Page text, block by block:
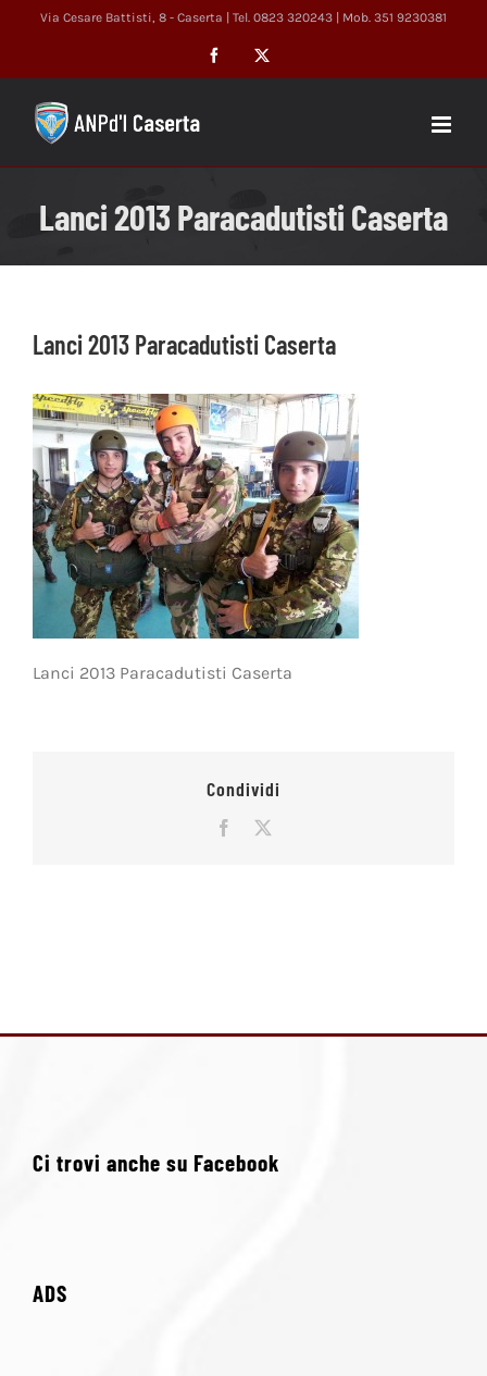
Via Cesare Battisti, 8 - Caserta | Tel. 0823 320243 | Mob. 351 9230381
Facebook
Lanci 2013 Paracadutisti Caserta
Lanci 2013 Paracadutisti Caserta
Lanci 2013 Paracadutisti Caserta
Condividi
Facebook
Ci trovi anche su Facebook
ADS